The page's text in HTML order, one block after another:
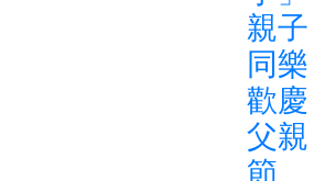
親子
同樂
歡慶
父親
節